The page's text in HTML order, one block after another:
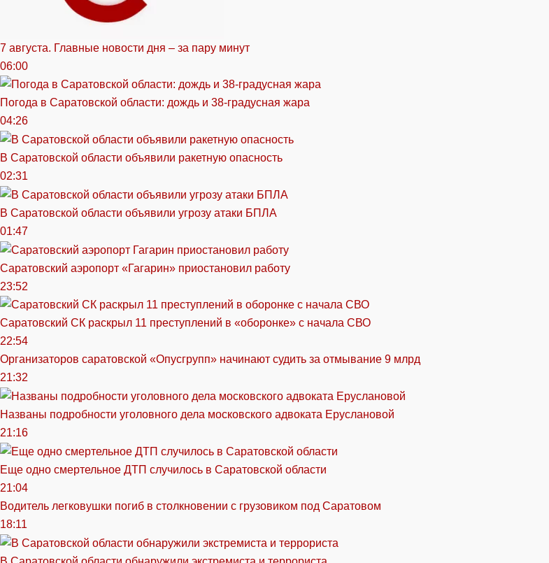
7 августа. Главные новости дня – за пару минут
06:00
Погода в Саратовской области: дождь и 38-градусная жара
04:26
В Саратовской области объявили ракетную опасность
02:31
В Саратовской области объявили угрозу атаки БПЛА
01:47
Саратовский аэропорт «Гагарин» приостановил работу
23:52
Саратовский СК раскрыл 11 преступлений в «оборонке» с начала СВО
22:54
Организаторов саратовской «Опусгрупп» начинают судить за отмывание 9 млрд
21:32
Названы подробности уголовного дела московского адвоката Еруслановой
21:16
Еще одно смертельное ДТП случилось в Саратовской области
21:04
Водитель легковушки погиб в столкновении с грузовиком под Саратовом
18:11